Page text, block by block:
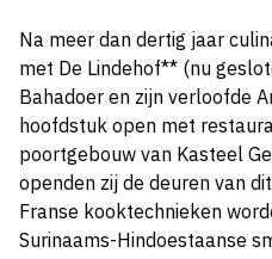
Na meer dan dertig jaar
met De Lindehof** (nu
Bahadoer en zijn verloofde
hoofdstuk open met
poortgebouw van Kasteel
openden zij de deuren van
Franse kooktechnieken
Surinaams-Hindoestaanse